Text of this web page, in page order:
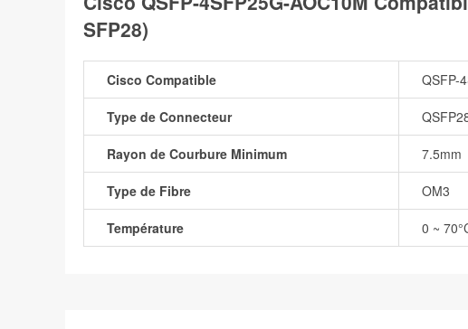
SFP28)
Cisco Compatible QSFP-
Type de Connecteur
Rayon de Courbure Minimum 7.5mm
Type de Fibre OM3
Température 0 ~